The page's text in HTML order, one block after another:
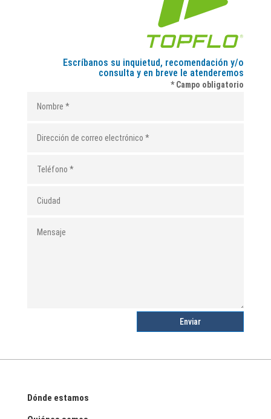
Escríbanos su inquietud, recomendación y/o
consulta y en breve le atenderemos
* Campo obligatorio
Enviar
Dónde estamos